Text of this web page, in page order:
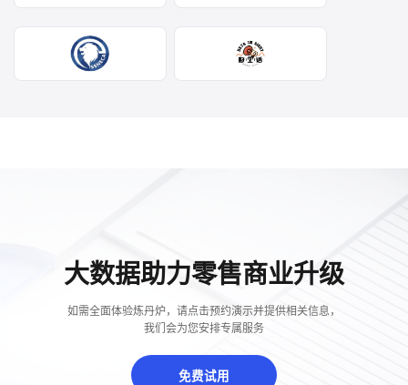
大数据助力零售商业升级
如需全面体验炼丹炉，请点击预约演示并提供相关信息，
我们会为您安排专属服务
免费试用